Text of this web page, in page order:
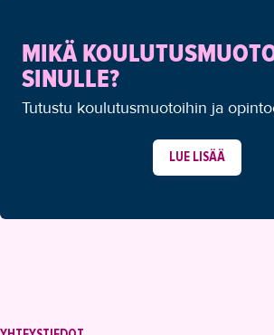
MIKÄ
SINULLE?
Tutustu koulutusmuotoihin ja
LUE LISÄÄ